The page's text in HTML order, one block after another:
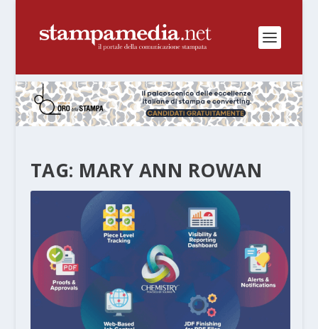
TAG: MARY ANN ROWAN